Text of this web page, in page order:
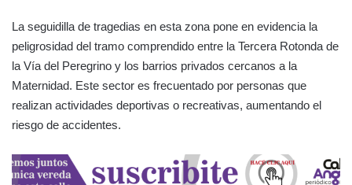
La seguidilla de tragedias en esta zona pone en evidencia la
peligrosidad del tramo comprendido entre la Tercera Rotonda de
la Vía del Peregrino y los barrios privados cercanos a la
Maternidad. Este sector es frecuentado por personas que
realizan actividades deportivas o recreativas, aumentando el
riesgo de accidentes.